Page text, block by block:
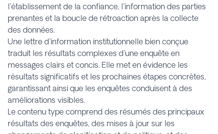
l'établissement de la confiance, l'information des parties
prenantes et la boucle de rétroaction après la collecte
des données.
Une lettre d'information institutionnelle bien conçue
traduit les résultats complexes d'une enquête en
messages clairs et concis. Elle met en évidence les
résultats significatifs et les prochaines étapes concrètes,
garantissant ainsi que les enquêtes conduisent à des
améliorations visibles.
Le contenu type comprend des résumés des principaux
résultats des enquêtes, des mises à jour sur les